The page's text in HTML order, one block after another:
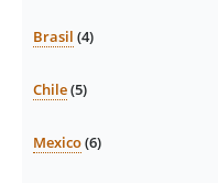
Brasil (4)
Chile(5)
Mexico(6)